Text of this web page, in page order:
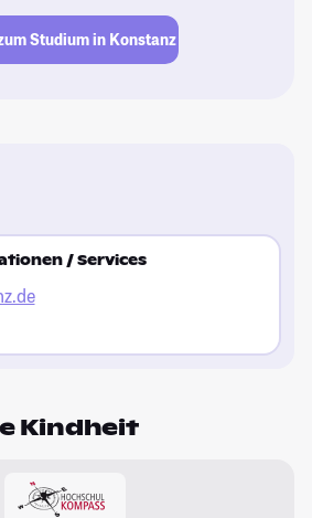
Studium in Konstanz
/ Services
Kindheit